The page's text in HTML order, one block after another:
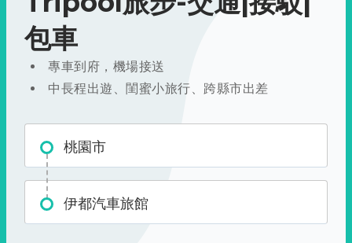
包車
專車到府，機場接送
中長程出遊、閨蜜小旅行、跨縣市出差
桃園市
伊都汽車旅館